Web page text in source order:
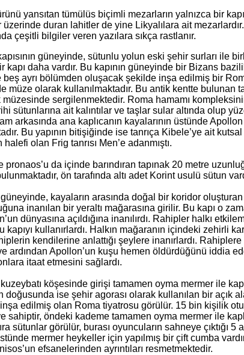
yansıtan tümülüs biçimli mezarların yalnızca bir
üzerinde duran lahitler de yine Likyalılara ait
çeşitli bilgiler veren yazılara sıkça rastlanır.
güneyinde, sütunlu yolun eski şehir surları ile
kapı daha vardır. Bu kapının güneyinde bir Bizans
ayrı bölümden oluşacak şekilde inşa edilmiş bir
müze olarak kullanılmaktadır. Bu antik kentte bulunan
sergilenmektedir. Roma hamamı
sütunlarına ait kalıntılar ve taşlar sular altında olup
arkasında ana kaplıcanın kayalarının üstünde Apollon
Bu yapının bitişiğinde ise tanrıça Kibele’ye ait
halefi olan Frig tanrısı Men’e adanmıştı.
pronaos’u da içinde barındıran tapınak 20 metre
ön tarafında altı adet Korint usulü sütun
güneyinde, kayaların arasında doğal bir koridor
inanılan bir yeraltı mağarasına girilir. Bu kapı o
dünyasına açıldığına inanılırdı. Rahipler halkı
kapıyı kullanırlardı. Halkın mağaranın içindeki zehirli
kendilerine anlattığı şeylere inanırlardı.
ardından Apollon’un kuşu hemen öldürdüğünü iddia
itaat etmesini sağlardı.
kuzeybatı köşesinde girişi tamamen oyma mermer ile
doğusunda ise şehir agorası olarak kullanılan bir açık
edilmiş olan Roma tiyatrosu görülür. 15 bin kişilik
sahiptir, öndeki kademe tamamen oyma mermer ile
sütunlar görülür, burası oyuncuların sahneye çıktığı
mermer heykeller için yapılmış bir çift cumba
efsanelerinden ayrıntıları resmetmektedir.